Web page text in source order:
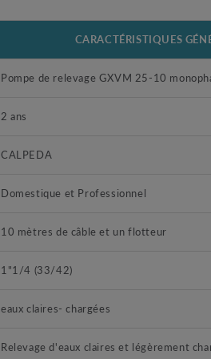
CARACTÉRISTIQUES
Pompe de relevage GXVM 25-10
2 ans
CALPEDA
Domestique et Professionnel
10 mètres de câble et un flotteur
1"1/4 (33/42)
eaux claires- chargées
Relevage d'eaux claires et légèrement